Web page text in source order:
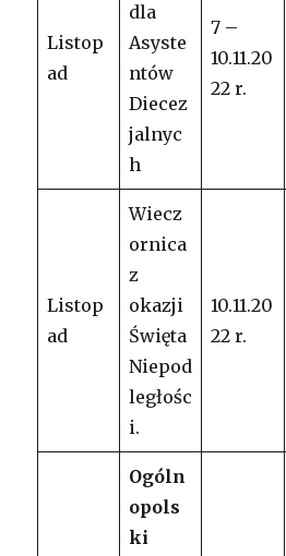
Listop
ad
dla
Asyste
ntów
Diecez
jalnyc
h
7 –
10.11.20
22 r.
Listop
ad
Wiecz
ornica
z
okazji
Święta
Niepod
ległośc
i.
10.11.20
22 r.
Ogóln
opols
ki